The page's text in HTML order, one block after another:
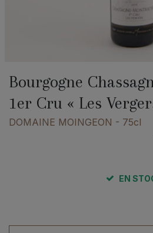
Bourgogne
1er Cru « Les
DOMAINE MOINGEON - 75cl
EN